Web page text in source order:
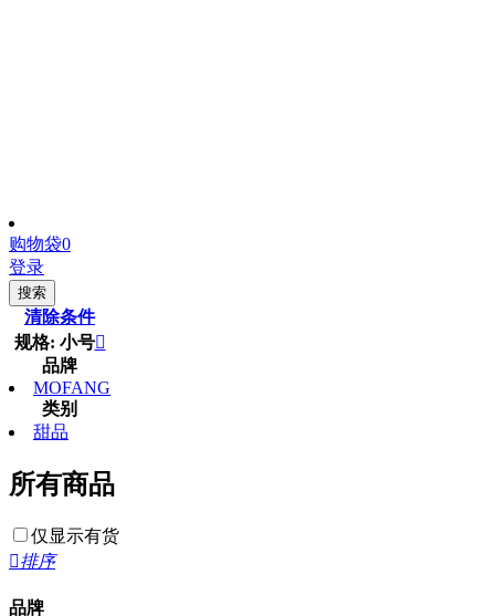
购物袋0
登录
搜索
清除条件
规格: 小号
品牌
MOFANG
类别
甜品
所有商品
仅显示有货
排序
品牌